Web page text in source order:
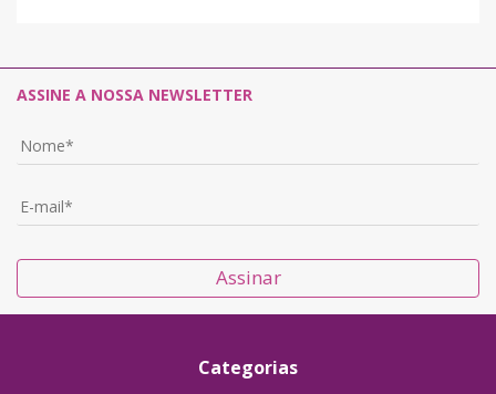
ASSINE A NOSSA NEWSLETTER
Assinar
Categorias